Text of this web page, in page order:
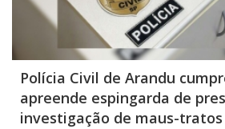
Polícia Civil de Arandu
apreende espingarda de
investigação de maus-